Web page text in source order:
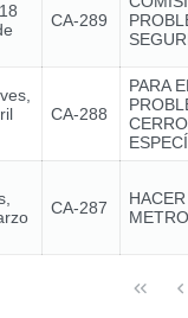
CA-289
CA-288
PARA
CA-287